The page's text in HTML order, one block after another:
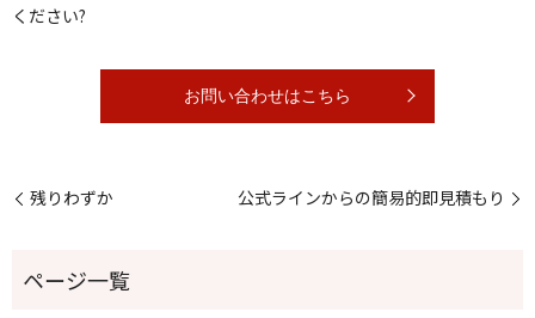
ください?
お問い合わせはこちら
残りわずか 公式ラインからの簡易的即見積もり